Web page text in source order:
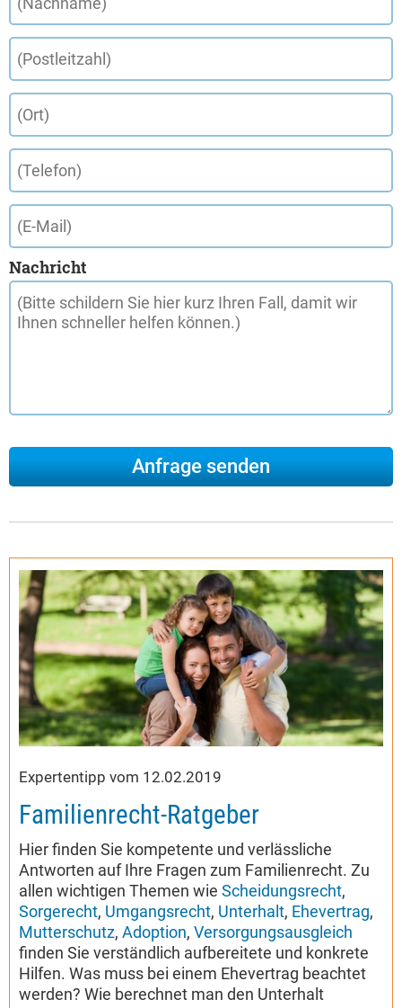
Nachricht
Expertentipp vom 12.02.2019
Familienrecht-Ratgeber
Hier finden Sie kompetente und verlässliche
Antworten auf Ihre Fragen zum Familienrecht. Zu
allen wichtigen Themen wie Scheidungsrecht,
Sorgerecht, Umgangsrecht, Unterhalt, Ehevertrag,
Mutterschutz, Adoption, Versorgungsausgleich
finden Sie verständlich aufbereitete und konkrete
Hilfen. Was muss bei einem Ehevertrag beachtet
werden? Wie berechnet man den Unterhalt